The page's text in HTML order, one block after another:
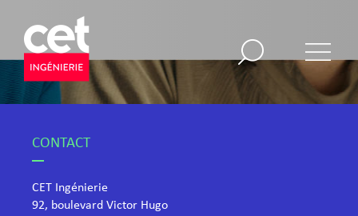
CONTACT
CET Ingénierie
92, boulevard Victor Hugo